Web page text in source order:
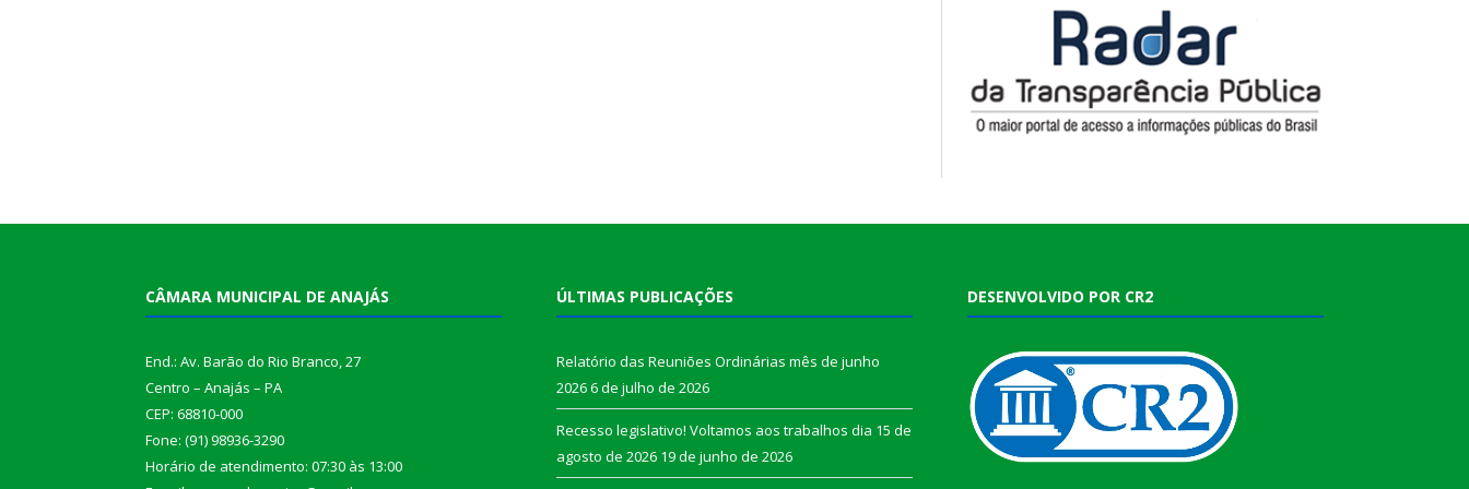
CÂMARA MUNICIPAL DE ANAJÁS
End.: Av. Barão do Rio Branco, 27
Centro – Anajás – PA
CEP: 68810-000
Fone: (91) 98936-3290
Horário de atendimento: 07:30 às 13:00
ÚLTIMAS PUBLICAÇÕES
Relatório das Reuniões Ordinárias mês de junho
20266 de julho de 2026
Recesso legislativo! Voltamos aos trabalhos dia 15 de
agosto de 2026 19 de junho de 2026
DESENVOLVIDO POR CR2